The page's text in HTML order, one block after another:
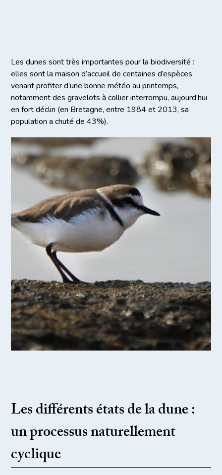
Les dunes sont très importantes pour la biodiversité :
elles sont la maison d’accueil de centaines d’espèces
venant profiter d’une bonne météo au printemps,
notamment des gravelots à collier interrompu, aujourd’hui
en fort déclin (en Bretagne, entre 1984 et 2013, sa
population a chuté de 43%).
Les différents états de la dune :
un processus naturellement
cyclique